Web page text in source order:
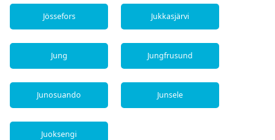
Jössefors Jukkasjärvi
Jung Jungfrusund
Junosuando Junsele
Juoksengi